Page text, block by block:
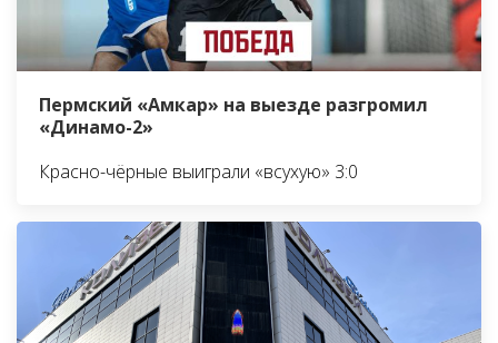
Пермский «Амкар» на выезде разгромил
«Динамо-2»
Красно-чёрные выиграли «всухую» 3:0